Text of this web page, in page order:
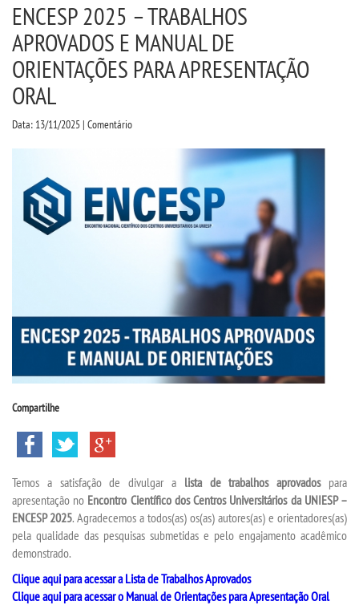
BIBLIOTECA
CPA
CURSOS
BACHARELADOS
TECNOLÓGICOS
VESTIBULAR
INSCREVA-SE
TRANSFERÊNCIA
SEGUNDA GRADUAÇÃO
MATRÍCULA
EDITAL
ENCESP 2025 – TRABALHOS
APROVADOS E MANUAL DE
ORIENTAÇÕES PARA APRESENTAÇÃO
ORAL
Data: 13/11/2025 | Comentário
Compartilhe
Temos a satisfação de divulgar a lista de trabalhos aprovadospara
apresentação no Encontro Científico dos Centros Universitários da UNIESP –
ENCESP 2025. Agradecemos a todos(as) os(as) autores(as) e orientadores(as)
pela qualidade das pesquisas submetidas e pelo engajamento acadêmico
demonstrado.
Clique aqui para acessar a Lista de Trabalhos Aprovados
Clique aqui para acessar o Manual de Orientações para Apresentação Oral